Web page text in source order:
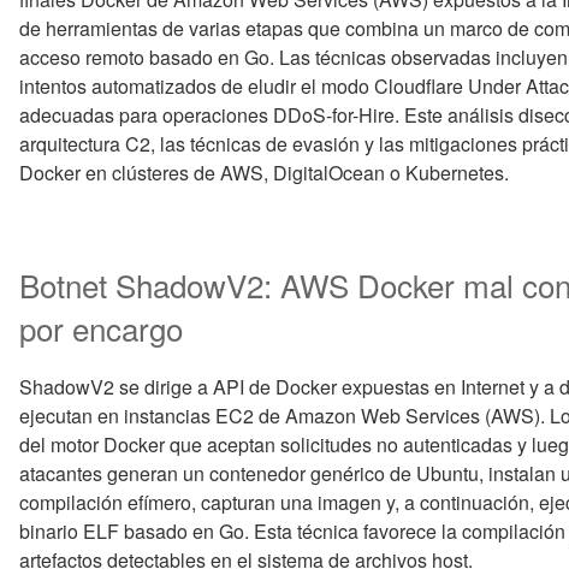
de herramientas de varias etapas que combina un marco de
acceso remoto basado en Go. Las técnicas observadas
intentos automatizados de eludir el modo Cloudflare Under
adecuadas para operaciones DDoS-for-Hire. Este análisis
arquitectura C2, las técnicas de evasión y las mitigaciones
Docker en clústeres de AWS, DigitalOcean o Kubernetes.
Botnet ShadowV2: AWS Docker mal
por encargo
ShadowV2 se dirige a API de Docker expuestas en Internet y a
ejecutan en instancias EC2 de Amazon Web Services (AWS).
del motor Docker que aceptan solicitudes no autenticadas y
atacantes generan un contenedor genérico de Ubuntu, instalan
compilación efímero, capturan una imagen y, a continuación,
binario ELF basado en Go. Esta técnica favorece la
artefactos detectables en el sistema de archivos host.